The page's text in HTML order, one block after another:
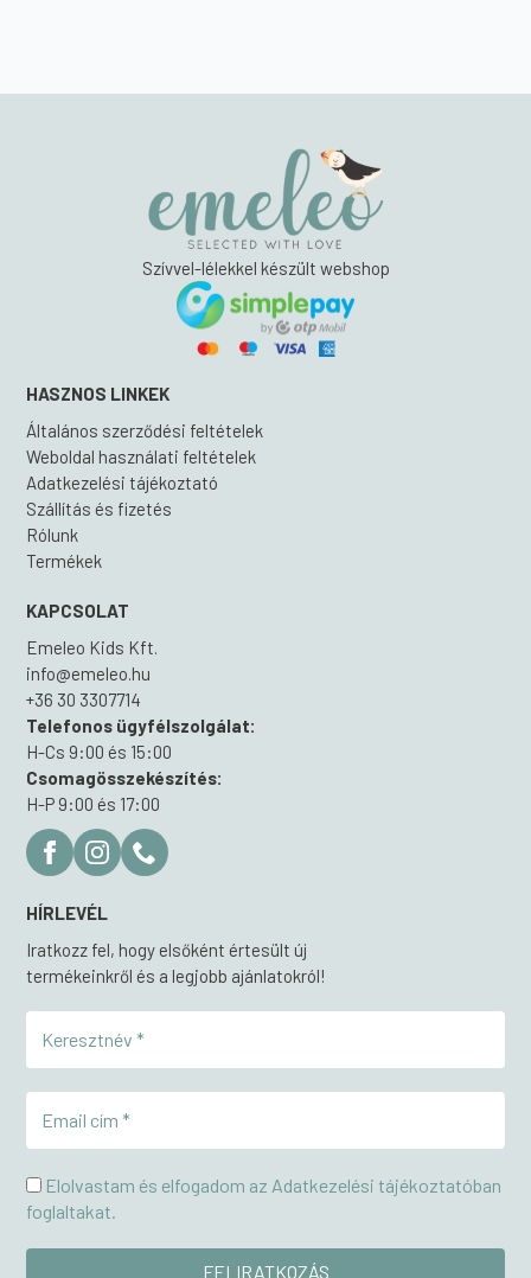
Szívvel-lélekkel készült webshop
HASZNOS LINKEK
Általános szerződési feltételek
Weboldal használati feltételek
Adatkezelési tájékoztató
Szállítás és fizetés
Rólunk
Termékek
KAPCSOLAT
Emeleo Kids Kft.
info@emeleo.hu
+36 30 3307714
Telefonos ügyfélszolgálat:
H-Cs 9:00 és 15:00
Csomagösszekészítés:
H-P 9:00 és 17:00
HÍRLEVÉL
Iratkozz fel, hogy elsőként értesült új
termékeinkről és a legjobb ajánlatokról!
Elolvastam és elfogadom az Adatkezelési tájékoztatóban
foglaltakat.